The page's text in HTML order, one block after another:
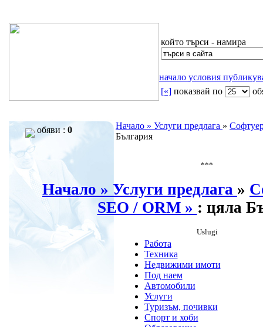
който търси - намира
начало условия
[«] показвай по
обяви : 0 Начало » Услуги предлага »
България
***
Начало » Услуги предлага »
SEO / ORM » : цяла
Uslugi
Работа
Техника
Недвижими имоти
Под наем
Автомобили
Услуги
Туризъм, почивки
Спорт и хоби